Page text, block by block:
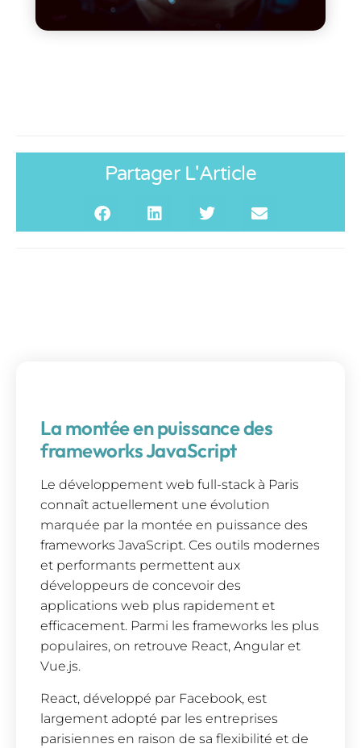
Partager L'Article
La montée en puissance des
frameworks JavaScript
Le développement web full-stack à Paris
connaît actuellement une évolution
marquée par la montée en puissance des
frameworks JavaScript. Ces outils modernes
et performants permettent aux
développeurs de concevoir des
applications web plus rapidement et
efficacement. Parmi les frameworks les plus
populaires, on retrouve React, Angular et
Vue.js.
React, développé par Facebook, est
largement adopté par les entreprises
parisiennes en raison de sa flexibilité et de